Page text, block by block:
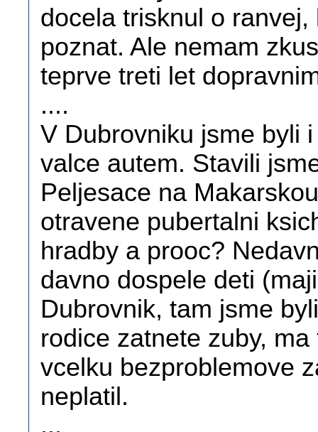
docela trisknul o
poznat. Ale nemam
teprve treti let
....
V Dubrovniku jsme byli
valce autem. Stavili
Peljesace na
otravene pubertalni
hradby a prooc?
davno dospele deti
Dubrovnik, tam jsme
rodice zatnete zuby,
vcelku bezproblemove
neplatil.
...